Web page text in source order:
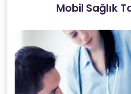
Mobil Sağlık